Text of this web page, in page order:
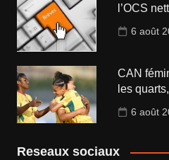
l’OCS
6 août
CAN
les
6 août
Reseaux sociaux